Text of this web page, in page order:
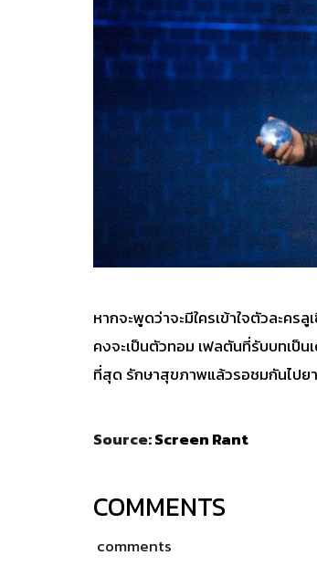
หากจะพูดว่าจะมีใครเข้าใจตัวละค
คงจะเป็นตัวทอม เฟลตันที่รับบทเป็น
ที่สุด รักษาสุขภาพแล้วรอชมกันไปย
Source:Screen Rant
COMMENTS
comments